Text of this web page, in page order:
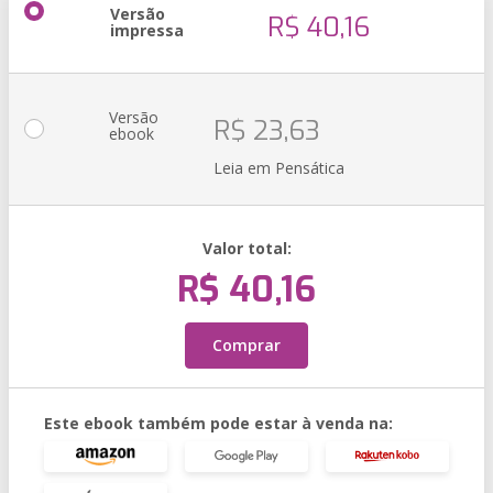
Versão
impressa R$ 40,16
Versão
ebook R$ 23,63
Leia em Pensática
Valor total:
R$ 40,16
Comprar
Este ebook também pode estar à venda na: